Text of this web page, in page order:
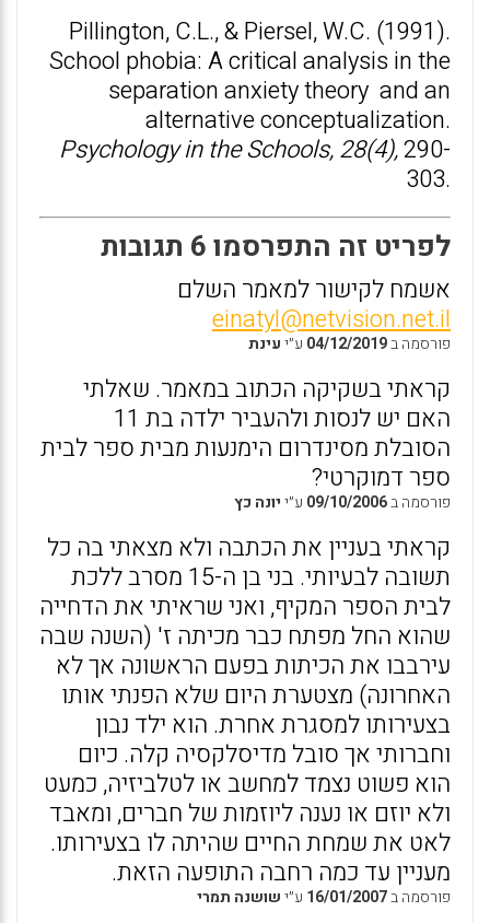
Pillington, C.L., & Piersel, W.C. (1991).
School phobia: A critical analysis in the
separation anxiety theory and an
alternative conceptualization.
Psychology in the Schools, 28(4),290-
303.
לפריט זה התפרסמו 6 תגובות
אשמח לקישור למאמר השלם
einatyl@netvision.net.il
פורסמה ב04/12/2019 ע״יעינת
קראתי בשקיקה הכתוב במאמר. שאלתי
האם יש לנסות ולהעביר ילדה בת 11
הסובלת מסינדרום הימנעות מבית ספר לבית
ספר דמוקרטי?
פורסמה ב09/10/2006 ע״ייונה כץ
קראתי בעניין את הכתבה ולא מצאתי בה כל
תשובה לבעיותי. בני בן ה-15 מסרב ללכת
לבית הספר המקיף, ואני שראיתי את הדחייה
שהוא החל מפתח כבר מכיתה ז' (השנה שבה
עירבבו את הכיתות בפעם הראשונה אך לא
האחרונה) מצטערת היום שלא הפנתי אותו
בצעירותו למסגרת אחרת. הוא ילד נבון
וחברותי אך סובל מדיסלקסיה קלה. כיום
הוא פשוט נצמד למחשב או לטלביזיה, כמעט
ולא יוזם או נענה ליוזמות של חברים, ומאבד
לאט את שמחת החיים שהיתה לו בצעירותו.
מעניין עד כמה רחבה התופעה הזאת.
פורסמה ב16/01/2007 ע״ישושנה תמרי